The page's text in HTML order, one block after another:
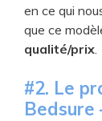
en ce qui
que ce
qualité/prix
#2. Le
Bedsure